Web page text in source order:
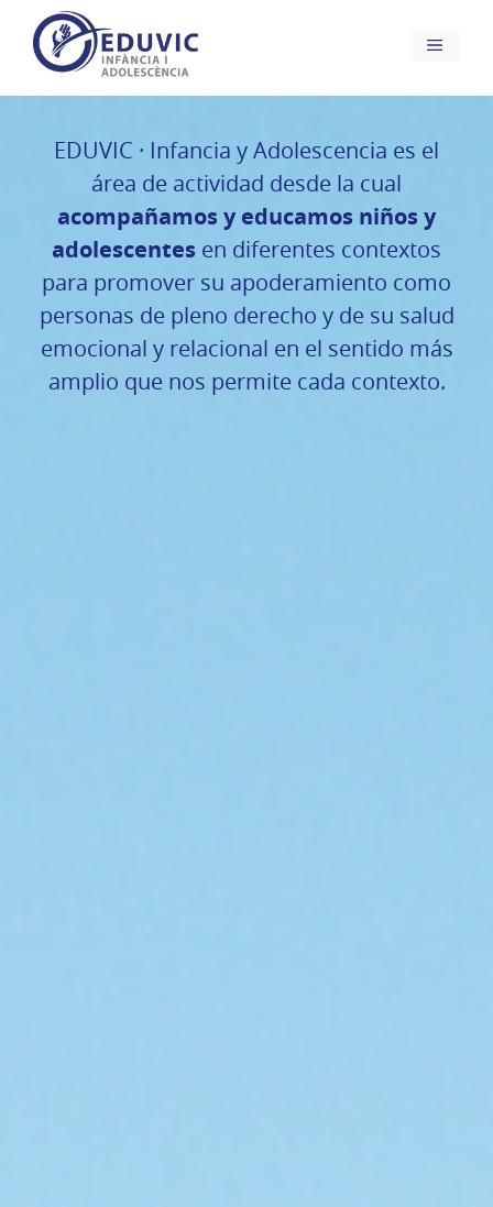
Saltar
contenido
Menú
EDUVIC · Infancia y Adolescencia es el
área de actividad desde la cual
acompañamos y educamos niños y
adolescentes en diferentes contextos
para promover su apoderamiento como
personas de pleno derecho y de su salud
emocional y relacional en el sentido más
amplio que nos permite cada contexto.